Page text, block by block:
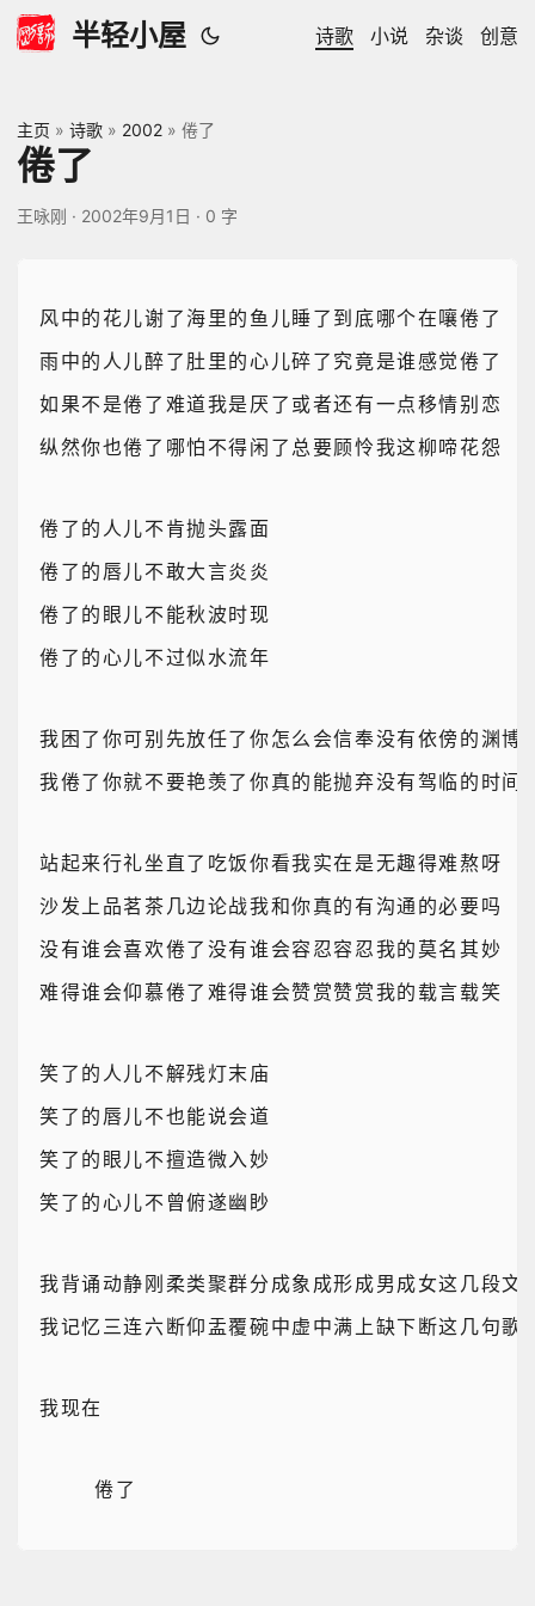
半轻小屋 诗歌 小说 杂谈 创意
主页 » 诗歌 » 2002 » 倦了
倦了
王咏刚 · 2002年9月1日 · 0 字
风中的花儿谢了海里的鱼儿睡了到底哪个在嚷倦了
雨中的人儿醉了肚里的心儿碎了究竟是谁感觉倦了
如果不是倦了难道我是厌了或者还有一点移情别恋
纵然你也倦了哪怕不得闲了总要顾怜我这柳啼花怨
倦了的人儿不肯抛头露面
倦了的唇儿不敢大言炎炎
倦了的眼儿不能秋波时现
倦了的心儿不过似水流年
我困了你可别先放任了你怎么会信奉没有依傍的渊博
我倦了你就不要艳羡了你真的能抛弃没有驾临的时间
站起来行礼坐直了吃饭你看我实在是无趣得难熬呀
沙发上品茗茶几边论战我和你真的有沟通的必要吗
没有谁会喜欢倦了没有谁会容忍容忍我的莫名其妙
难得谁会仰慕倦了难得谁会赞赏赞赏我的载言载笑
笑了的人儿不解残灯末庙
笑了的唇儿不也能说会道
笑了的眼儿不擅造微入妙
笑了的心儿不曾俯遂幽眇
我背诵动静刚柔类聚群分成象成形成男成女这几段文
我记忆三连六断仰盂覆碗中虚中满上缺下断这几句歌
我现在
    倦了